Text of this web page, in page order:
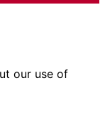
our use of